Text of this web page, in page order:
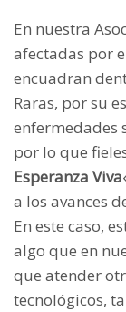
En nuestra
afectadas por
encuadran
Raras, por su
enfermedades
por lo que
Esperanza Viva
a los avances
En este caso,
algo que en
que atender
tecnológicos,